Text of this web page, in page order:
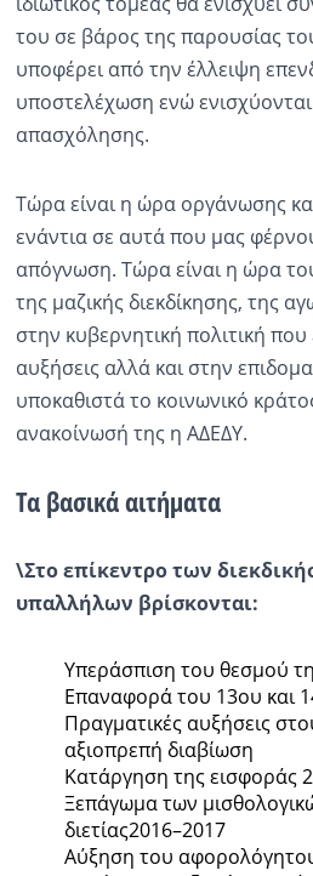
του σε βάρος της παρουσίας
υποφέρει από την έλλειψη
υποστελέχωση ενώ
απασχόλησης.
Τώρα είναι η ώρα οργάνωσης
ενάντια σε αυτά που μας
απόγνωση. Τώρα είναι η ώρα
της μαζικής διεκδίκησης, της
στην κυβερνητική πολιτική που
αυξήσεις αλλά και στην
υποκαθιστά το κοινωνικό
ανακοίνωσή της η ΑΔΕΔΥ.
Τα βασικά αιτήματα
\Στο επίκεντρο των
υπαλλήλων βρίσκονται:
Υπεράσπιση του θεσμού
Επαναφορά του 13ου και
Πραγματικές αυξήσεις
αξιοπρεπή διαβίωση
Κατάργηση της εισφοράς
Ξεπάγωμα των
διετίας2016–2017
Αύξηση του